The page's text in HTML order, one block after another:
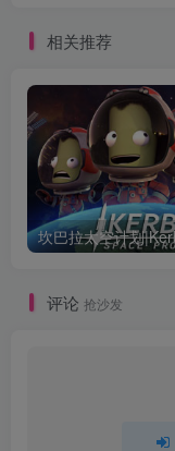
相关推荐
评论 抢沙发